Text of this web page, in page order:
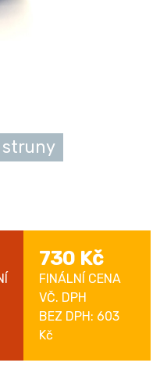
struny
730 Kč
FINÁLNÍ CENA
VČ. DPH
BEZ DPH: 603
Kč